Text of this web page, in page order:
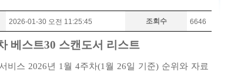
2026-01-30 오전 11:25:45 조회수 6646
베스트30 스캔도서 리스트
비스 2026년 1월 4주차(1월 26일 기준) 순위와 자료